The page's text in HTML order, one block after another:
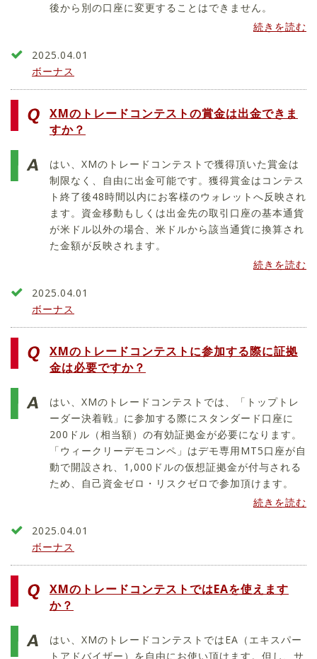
後から別の口座に変更することはできません。
続きを読む
2025.04.01
ボーナス
XMのトレードコンテストの賞金は出金できま
すか？
はい、XMのトレードコンテストで獲得頂いた賞金は
制限なく、自由に出金可能です。獲得賞金はコンテス
ト終了後48時間以内にお客様のウォレットへ反映され
ます。資金移動もしくは出金先の取引口座の基本通貨
が米ドル以外の場合、米ドルから該当通貨に換算され
た金額が反映されます。
続きを読む
2025.04.01
ボーナス
XMのトレードコンテストに参加する際に証拠
金は必要ですか？
はい、XMのトレードコンテストでは、「トップトレ
ーダー決着戦」に参加する際にスタンダード口座に
200ドル（相当額）の有効証拠金が必要になります。
「ウィークリーデモコンペ」はデモ専用MT5口座が自
動で開設され、1,000ドルの仮想証拠金が付与される
ため、自己資金ゼロ・リスクゼロで参加頂けます。
続きを読む
2025.04.01
ボーナス
XMのトレードコンテストではEAを使えます
か？
はい、XMのトレードコンテストではEA（エキスパー
トアドバイザー）を自由にお使い頂けます。但し、サ